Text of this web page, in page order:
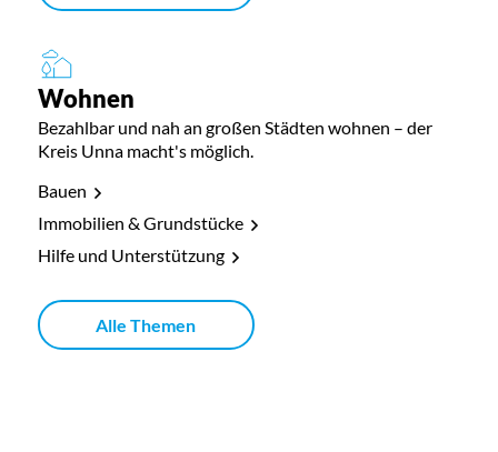
Wohnen
Bezahlbar und nah an großen Städten wohnen – der
Kreis Unna macht's möglich.
Bauen
Immobilien & Grundstücke
Hilfe und Unterstützung
Alle Themen